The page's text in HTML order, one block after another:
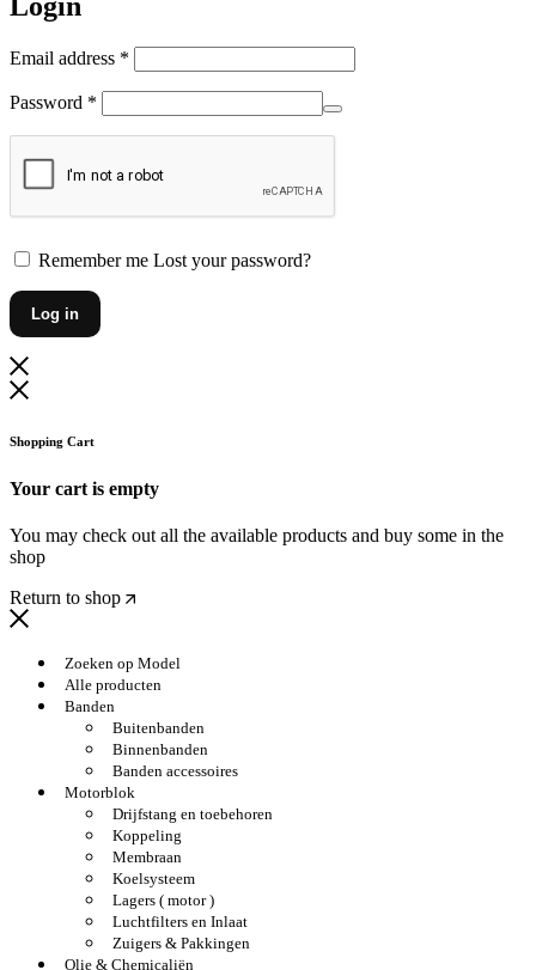
Email address *
Password *
Remember me Lost your password?
Log in
Shopping Cart
Your cart is empty
You may check out all the available products and buy some in the
shop
Return to shop
Zoeken op Model
Alle producten
Banden
Buitenbanden
Binnenbanden
Banden accessoires
Motorblok
Drijfstang en toebehoren
Koppeling
Membraan
Koelsysteem
Lagers ( motor )
Luchtfilters en Inlaat
Zuigers & Pakkingen
Olie & Chemicaliën